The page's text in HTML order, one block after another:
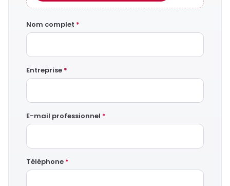
Nom complet *
Entreprise *
E-mail professionnel *
Téléphone *